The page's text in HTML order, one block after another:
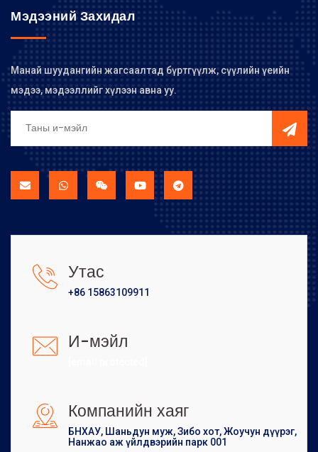
Мэдээний Захидал
Манай шуудангийн жагсаалтад бүртгүүлж, сүүлийн үеийн
мэдээ, мэдээллийг хүлээн авна уу.
Утас
+86 15863109911
И-мэйл
Компанийн хаяг
БНХАУ, Шаньдун муж, Зибо хот, Жоучун дүүрэг,
Нанжао аж үйлдвэрийн парк 001